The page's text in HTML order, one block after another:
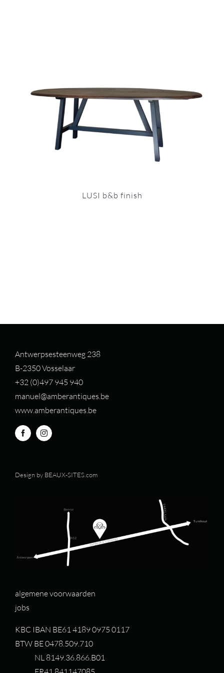
LUSI b&b finish
Antwerpsesteenweg 238
B-2350 Vosselaar
+32 (0)497 945 940
manuel@amberantiques.be
www.amberantiques.be
Design by BEAUX-SITES.com
algemene voorwaarden
jobs
KBC IBAN BE61 4189 0975 0117
BTW BE 0478.509.710
NL 8149.36.866.B01